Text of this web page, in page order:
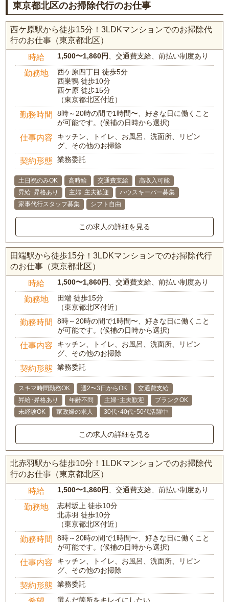
東京都北区のお掃除代行のお仕事
西ケ原駅から徒歩15分！3LDKマンションでのお掃除代
行のお仕事（東京都北区）
時給 1,500〜1,860円 、交通費支給、前払い制度あり
勤務地
西ケ原四丁目 徒歩5分
西巣鴨 徒歩10分
西ケ原 徒歩15分
（東京都北区付近）
勤務時間
8時～20時の間で1時間〜、好きな日に働くこと
が可能です。(候補の日時から選択)
仕事内容
キッチン、トイレ、お風呂、洗面所、リビン
グ、その他のお掃除
契約形態 業務委託
土日祝のみOK 高時給 交通費支給
高収入可能
昇給･昇格あり
主婦･主夫歓迎
ハウスキーパー募集
家事代行スタッフ募集
シフト自由
この求人の詳細を見る
田端駅から徒歩15分！3LDKマンションでのお掃除代行
のお仕事（東京都北区）
時給 1,500〜1,860円 、交通費支給、前払い制度あり
勤務地
田端 徒歩15分
（東京都北区付近）
勤務時間
8時～20時の間で1時間〜、好きな日に働くこと
が可能です。(候補の日時から選択)
仕事内容
キッチン、トイレ、お風呂、洗面所、リビン
グ、その他のお掃除
契約形態 業務委託
スキマ時間勤務OK 週2〜3日からOK
交通費支給
昇給･昇格あり
年齢不問 主婦･主夫歓迎
ブランクOK
未経験OK
家政婦の求人 30代･40代･50代活躍中
この求人の詳細を見る
北赤羽駅から徒歩10分！1LDKマンションでのお掃除代
行のお仕事（東京都北区）
時給 1,500〜1,860円 、交通費支給、前払い制度あり
勤務地
志村坂上 徒歩10分
北赤羽 徒歩10分
（東京都北区付近）
勤務時間
8時～20時の間で1時間〜、好きな日に働くこと
が可能です。(候補の日時から選択)
仕事内容
キッチン、トイレ、お風呂、洗面所、リビン
グ、その他のお掃除
契約形態 業務委託
選んだ箇所をキレイにしたい